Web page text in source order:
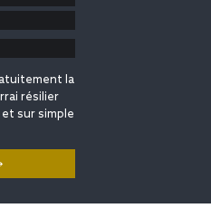
la
résilier
sur simple